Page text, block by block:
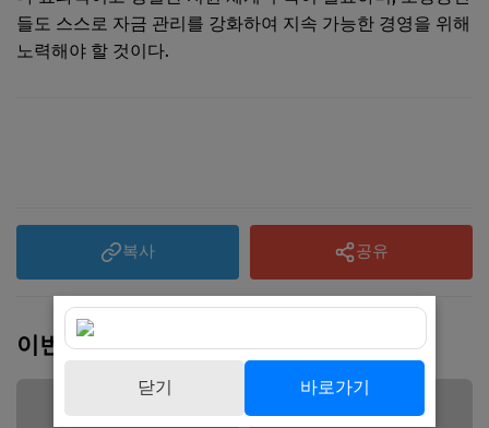
들도 스스로 자금 관리를 강화하여 지속 가능한 경영을 위해
노력해야 할 것이다.
복사 공유
이번 주 인기 글
닫기 바로가기